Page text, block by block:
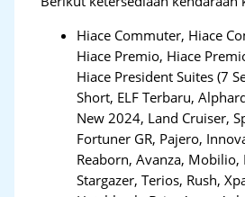
Hiace Commuter, Hiace
Hiace Premio, Hiace
Hiace President Suites (7
Short, ELF Terbaru,
New 2024, Land Cruiser,
Fortuner GR, Pajero,
Reaborn, Avanza, Mobilio,
Stargazer, Terios, Rush,